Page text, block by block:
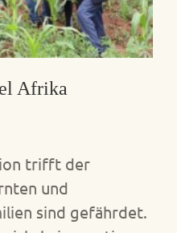
Afrika
trifft der
und
sind gefährdet.